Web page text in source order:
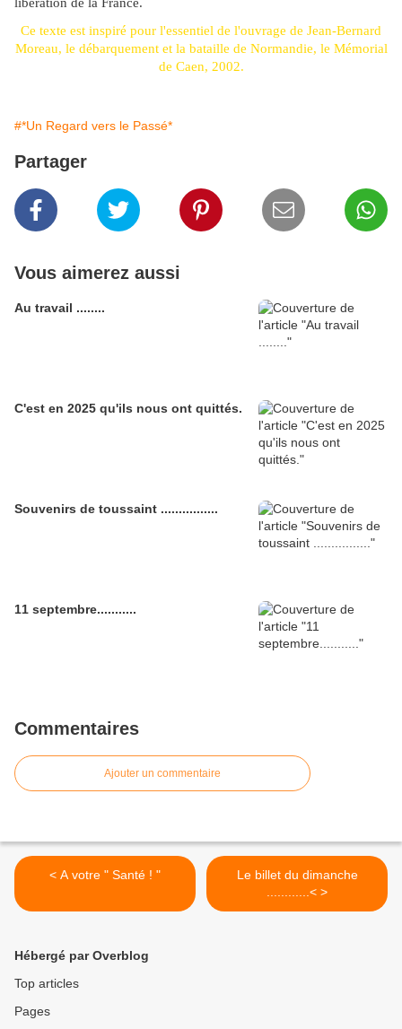
Ce texte est inspiré pour l'essentiel de l'ouvrage de Jean-Bernard
Moreau, le débarquement et la bataille de Normandie, le Mémorial
de Caen, 2002.
#*Un Regard vers le Passé*
Partager
Vous aimerez aussi
Au travail ........
C'est en 2025 qu'ils nous ont quittés.
Souvenirs de toussaint ................
11 septembre...........
Commentaires
Ajouter un commentaire
< A votre " Santé ! "
Le billet du dimanche
............< >
Hébergé par Overblog
Top articles
Pages